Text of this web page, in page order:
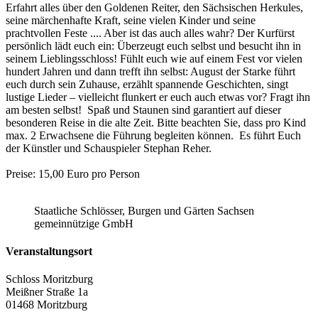
Erfahrt alles über den Goldenen Reiter, den Sächsischen Herkules,
seine märchenhafte Kraft, seine vielen Kinder und seine
prachtvollen Feste .... Aber ist das auch alles wahr? Der Kurfürst
persönlich lädt euch ein: Überzeugt euch selbst und besucht ihn in
seinem Lieblingsschloss! Fühlt euch wie auf einem Fest vor vielen
hundert Jahren und dann trefft ihn selbst: August der Starke führt
euch durch sein Zuhause, erzählt spannende Geschichten, singt
lustige Lieder – vielleicht flunkert er euch auch etwas vor? Fragt ihn
am besten selbst! Spaß und Staunen sind garantiert auf dieser
besonderen Reise in die alte Zeit. Bitte beachten Sie, dass pro Kind
max. 2 Erwachsene die Führung begleiten können. Es führt Euch
der Künstler und Schauspieler Stephan Reher.
Preise: 15,00 Euro pro Person
Staatliche Schlösser, Burgen und Gärten Sachsen
gemeinnützige GmbH
Veranstaltungsort
Schloss Moritzburg
Meißner Straße 1a
01468 Moritzburg